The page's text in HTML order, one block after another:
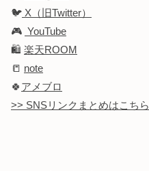
🐦 X（旧Twitter）
🎮 YouTube
🛍️ 楽天ROOM
📒 note
🍀アメブロ
>> SNSリンクまとめはこちら